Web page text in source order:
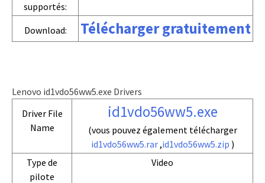
supportés:
Download: Télécharger gratuitement
Lenovo id1vdo56ww5.exe Drivers
Driver File
Name
id1vdo56ww5.exe
(vous pouvez également télécharger
id1vdo56ww5.rar,id1vdo56ww5.zip )
Type de
pilote
Video